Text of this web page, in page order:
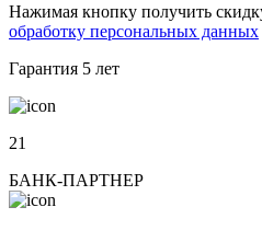
Нажимая кнопку получить
обработку персональных данных
Гарантия 5 лет
21
БАНК-ПАРТНЕР